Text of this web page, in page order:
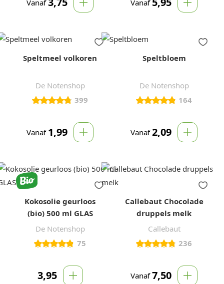
Vanaf Vanaf
Speltmeel volkoren
De Notenshop
399
Vanaf 1,99
Speltbloem
De Notenshop
164
Vanaf 2,09
Kokosolie geurloos
(bio) 500 ml GLAS
De Notenshop
75
3,95
Callebaut Chocolade
druppels melk
Callebaut
236
Vanaf 7,50